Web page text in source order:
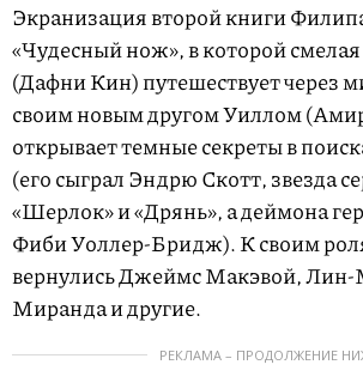
Экранизация второй книги
«Чудесный нож», в которой
(Дафни Кин) путешествует через
своим новым другом Уиллом
открывает темные секреты в
(его сыграл Эндрю Скотт, звезда
«Шерлок» и «Дрянь», а деймона
Фиби Уоллер-Бридж). К своим
вернулись Джеймс Макэвой,
Миранда и другие.
РЕКЛАМА – ПРОДОЛЖЕНИЕ